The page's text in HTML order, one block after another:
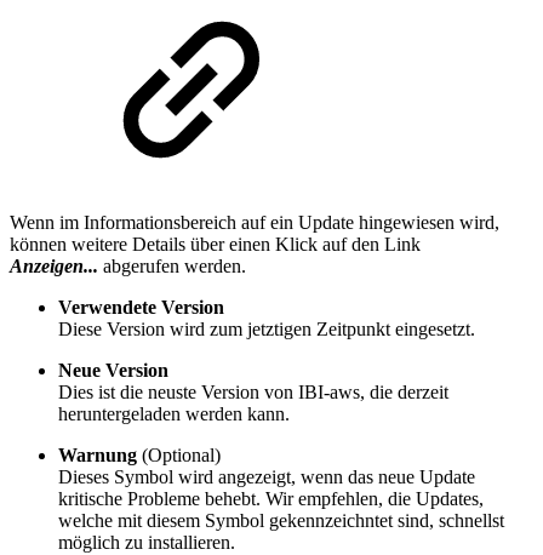
Wenn im Informationsbereich auf ein Update hingewiesen wird,
können weitere Details über einen Klick auf den Link
Anzeigen... abgerufen werden.
Verwendete Version
Diese Version wird zum jetztigen Zeitpunkt eingesetzt.
Neue Version
Dies ist die neuste Version von IBI-aws, die derzeit
heruntergeladen werden kann.
Warnung (Optional)
Dieses Symbol wird angezeigt, wenn das neue Update
kritische Probleme behebt. Wir empfehlen, die Updates,
welche mit diesem Symbol gekennzeichntet sind, schnellst
möglich zu installieren.